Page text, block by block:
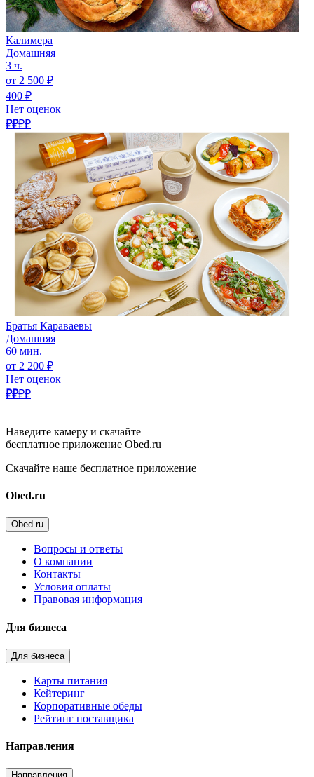
Калимера
Домашняя
3 ч.
от 2 500 ₽
400 ₽
Нет оценок
₽₽₽₽
Братья Караваевы
Домашняя
60 мин.
от 2 200 ₽
Нет оценок
₽₽₽₽
Наведите камеру и скачайте
бесплатное приложение Obed.ru
Скачайте наше бесплатное приложение
Obed.ru
Obed.ru
Вопросы и ответы
О компании
Контакты
Условия оплаты
Правовая информация
Для бизнеса
Для бизнеса
Карты питания
Кейтеринг
Корпоративные обеды
Рейтинг поставщика
Направления
Направления